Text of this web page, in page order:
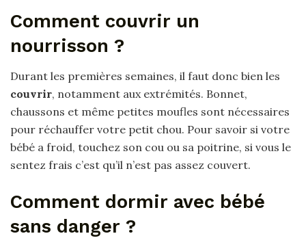
Comment couvrir un
nourrisson ?
Durant les premières semaines, il faut donc bien les
couvrir, notamment aux extrémités. Bonnet,
chaussons et même petites moufles sont nécessaires
pour réchauffer votre petit chou. Pour savoir si votre
bébé a froid, touchez son cou ou sa poitrine, si vous le
sentez frais c’est qu’il n’est pas assez couvert.
Comment dormir avec bébé
sans danger ?